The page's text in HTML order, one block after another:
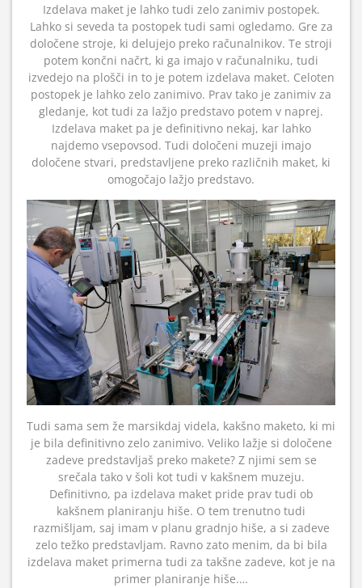
Izdelava maket je lahko tudi zelo zanimiv postopek.
Lahko si seveda ta postopek tudi sami ogledamo. Gre za
določene stroje, ki delujejo preko računalnikov. Te stroji
potem končni načrt, ki ga imajo v računalniku, tudi
izvedejo na plošči in to je potem izdelava maket. Celoten
postopek je lahko zelo zanimivo. Prav tako je zanimiv za
gledanje, kot tudi za lažjo predstavo potem v naprej.
Izdelava maket pa je definitivno nekaj, kar lahko
najdemo vsepovsod. Tudi določeni muzeji imajo
določene stvari, predstavljene preko različnih maket, ki
omogočajo lažjo predstavo.
Tudi sama sem že marsikdaj videla, kakšno maketo, ki mi
je bila definitivno zelo zanimivo. Veliko lažje si določene
zadeve predstavljaš preko makete? Z njimi sem se
srečala tako v šoli kot tudi v kakšnem muzeju.
Definitivno, pa izdelava maket pride prav tudi ob
kakšnem planiranju hiše. O tem trenutno tudi
razmišljam, saj imam v planu gradnjo hiše, a si zadeve
zelo težko predstavljam. Ravno zato menim, da bi bila
izdelava maket primerna tudi za takšne zadeve, kot je na
primer planiranje hiše.…